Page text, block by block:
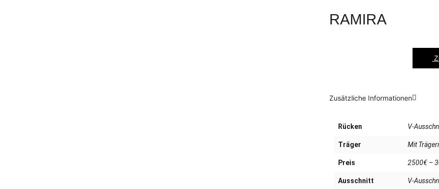
RAMIRA
Zusätzliche Informationen
Rücken V-
Träger Mit
Preis 2500€ –
Ausschnitt V-